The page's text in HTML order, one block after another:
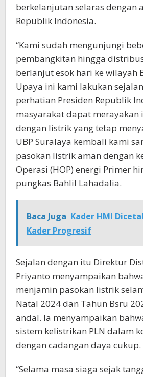
berkelanjutan selaras dengan
Republik Indonesia.
“Kami sudah mengunjungi
pembangkitan hingga
berlanjut esok hari ke wilayah
Upaya ini kami lakukan
perhatian Presiden Republik
masyarakat dapat merayakan
dengan listrik yang tetap
UBP Suralaya kembali kami
pasokan listrik aman dengan
Operasi (HOP) energi Primer
pungkas Bahlil Lahadalia.
Baca Juga Kader HMI
Kader Progresif
Sejalan dengan itu Direktur
Priyanto menyampaikan
menjamin pasokan listrik
Natal 2024 dan Tahun Bsru
andal. Ia menyampaikan
sistem kelistrikan PLN dalam
dengan cadangan daya cukup.
“Selama masa siaga sejak